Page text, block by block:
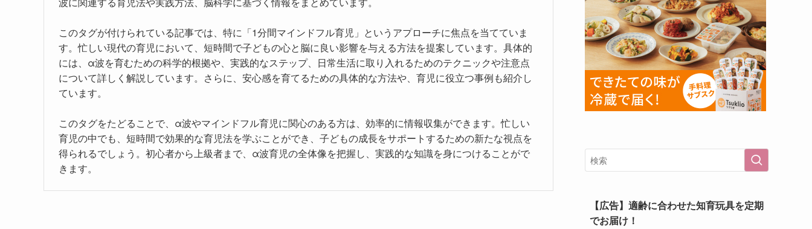
このタグが付けられている記事では、特に「1分間マインドフル育児」というアプローチに焦点を当てていま
す。忙しい現代の育児において、短時間で子どもの心と脳に良い影響を与える方法を提案しています。具体的
には、α波を育むための科学的根拠や、実践的なステップ、日常生活に取り入れるためのテクニックや注意点
について詳しく解説しています。さらに、安心感を育てるための具体的な方法や、育児に役立つ事例も紹介し
ています。
このタグをたどることで、α波やマインドフル育児に関心のある方は、効率的に情報収集ができます。忙しい
育児の中でも、短時間で効果的な育児法を学ぶことができ、子どもの成長をサポートするための新たな視点を
得られるでしょう。初心者から上級者まで、α波育児の全体像を把握し、実践的な知識を身につけることがで
きます。
【広告】適齢に合わせた知育玩具を定期
でお届け！